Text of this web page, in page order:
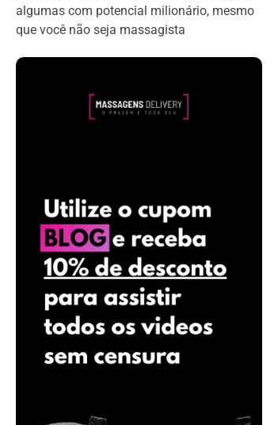
algumas com potencial milionário, mesmo
que você não seja massagista